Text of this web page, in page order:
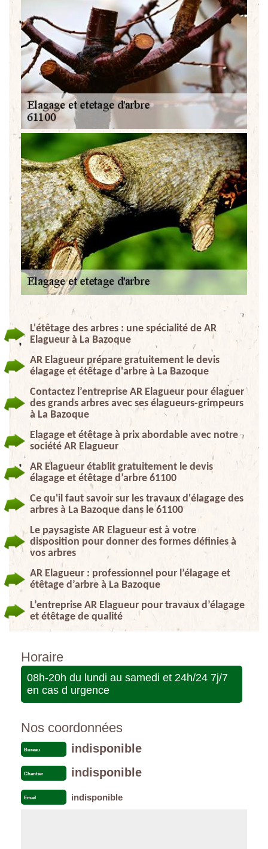
L'étêtage des arbres : une spécialité de AR
Elagueur à La Bazoque
AR Elagueur prépare gratuitement le devis
élagage et étêtage d'arbre à La Bazoque
Contactez l’entreprise AR Elagueur pour élaguer
des grands arbres avec ses élagueurs-grimpeurs
à La Bazoque
Elagage et étêtage à prix abordable avec notre
société AR Elagueur
AR Elagueur établit gratuitement le devis
élagage et étêtage d’arbre 61100
Ce qu'il faut savoir sur les travaux d'élagage des
arbres à La Bazoque dans le 61100
Le paysagiste AR Elagueur est à votre
disposition pour donner des formes définies à
vos arbres
AR Elagueur : professionnel pour l’élagage et
étêtage d’arbre à La Bazoque
L’entreprise AR Elagueur pour travaux d’élagage
et étêtage de qualité
Horaire
08h-20h du lundi au samedi et 24h/24 7j/7
en cas d urgence
Nos coordonnées
Bureau indisponible
Chantier indisponible
Email indisponible